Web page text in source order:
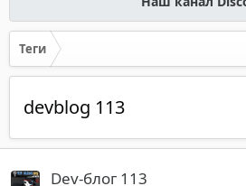
Теги
devblog 113
Dev-блог 113